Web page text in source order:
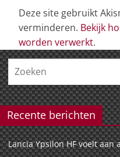
Deze site gebruikt
verminderen. Bekijk
worden verwerkt.
Recente berichten
Lancia Ypsilon HF voelt aan